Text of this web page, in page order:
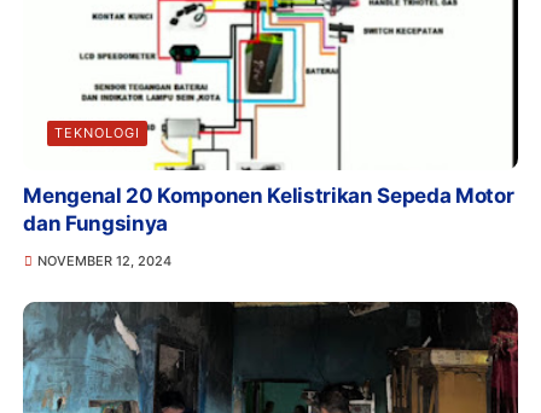
TEKNOLOGI
Mengenal 20 Komponen Kelistrikan Sepeda Motor
dan Fungsinya
NOVEMBER 12, 2024